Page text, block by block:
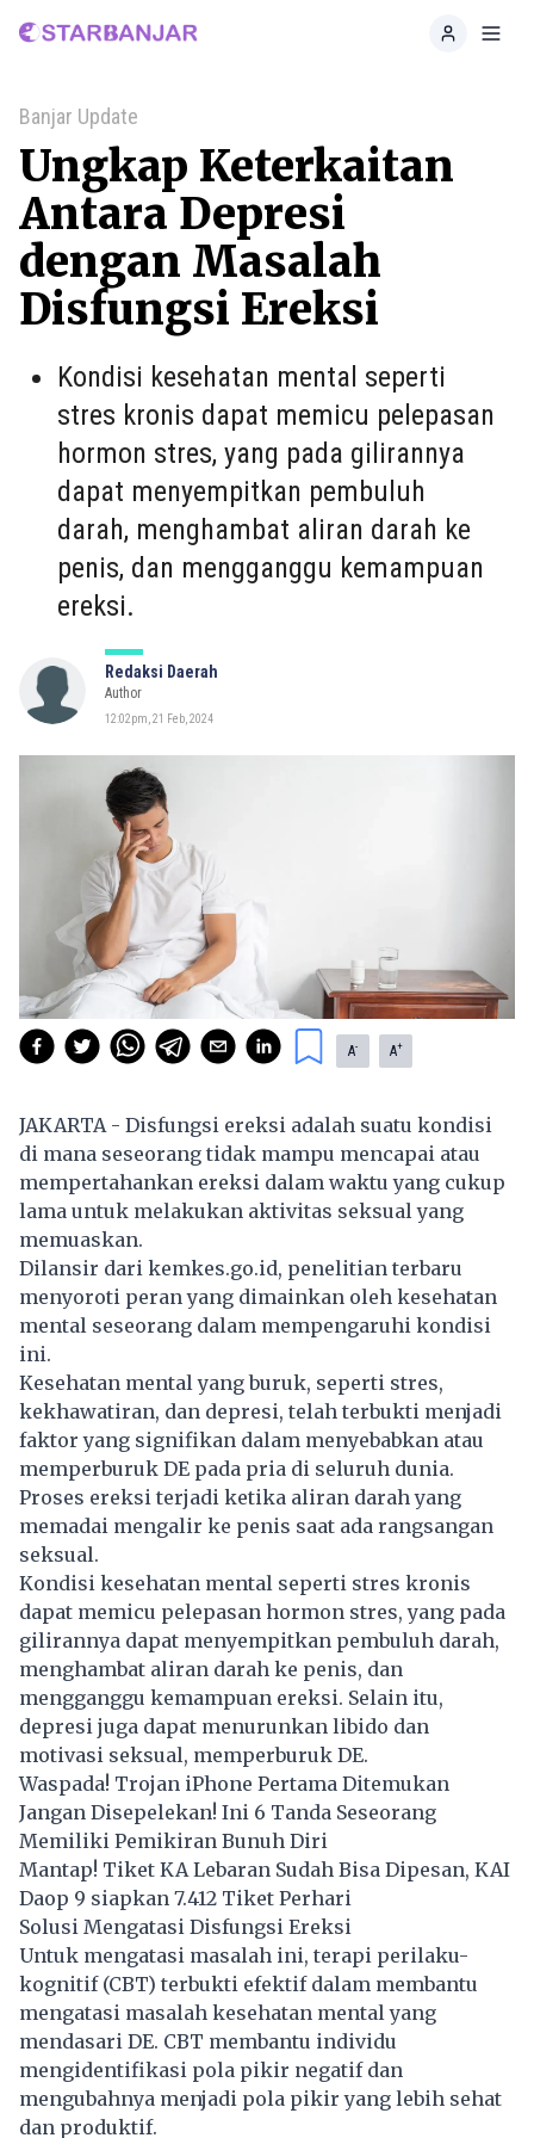
Home
Banjar Update
Ungkap Keterkaitan
Antara Depresi
dengan Masalah
Disfungsi Ereksi
Kondisi kesehatan mental seperti
stres kronis dapat memicu pelepasan
hormon stres, yang pada gilirannya
dapat menyempitkan pembuluh
darah, menghambat aliran darah ke
penis, dan mengganggu kemampuan
ereksi.
Redaksi Daerah
Author
12:02pm, 21 Feb, 2024
A- A+
JAKARTA - Disfungsi ereksi adalah suatu kondisi
di mana seseorang tidak mampu mencapai atau
mempertahankan ereksi dalam waktu yang cukup
lama untuk melakukan aktivitas seksual yang
memuaskan.
Dilansir dari kemkes.go.id, penelitian terbaru
menyoroti peran yang dimainkan oleh kesehatan
mental seseorang dalam mempengaruhi kondisi
ini.
Kesehatan mental yang buruk, seperti stres,
kekhawatiran, dan depresi, telah terbukti menjadi
faktor yang signifikan dalam menyebabkan atau
memperburuk DE pada pria di seluruh dunia.
Proses ereksi terjadi ketika aliran darah yang
memadai mengalir ke penis saat ada rangsangan
seksual.
Kondisi kesehatan mental seperti stres kronis
dapat memicu pelepasan hormon stres, yang pada
gilirannya dapat menyempitkan pembuluh darah,
menghambat aliran darah ke penis, dan
mengganggu kemampuan ereksi. Selain itu,
depresi juga dapat menurunkan libido dan
motivasi seksual, memperburuk DE.
Waspada! Trojan iPhone Pertama Ditemukan
Jangan Disepelekan! Ini 6 Tanda Seseorang
Memiliki Pemikiran Bunuh Diri
Mantap! Tiket KA Lebaran Sudah Bisa Dipesan, KAI
Daop 9 siapkan 7.412 Tiket Perhari
Solusi Mengatasi Disfungsi Ereksi
Untuk mengatasi masalah ini, terapi perilaku-
kognitif (CBT) terbukti efektif dalam membantu
mengatasi masalah kesehatan mental yang
mendasari DE. CBT membantu individu
mengidentifikasi pola pikir negatif dan
mengubahnya menjadi pola pikir yang lebih sehat
dan produktif.